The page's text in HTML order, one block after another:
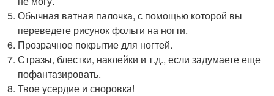
Обычная ватная палочка, с помощью которой вы
переведете рисунок фольги на ногти.
Прозрачное покрытие для ногтей.
Стразы, блестки, наклейки и т.д., если задумаете еще
пофантазировать.
Твое усердие и сноровка!